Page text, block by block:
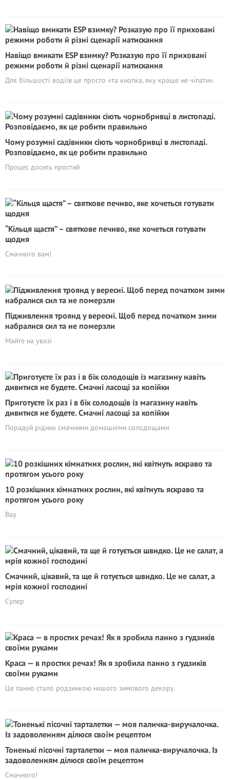
Навіщо вмикати ESP взимку? Розказую про її приховані
режими роботи й різні сценарії натискання
Для більшості водіїв це просто «та кнопка, яку краще не чіпати».
Чому розумні садівники сіють чорнобривці в листопаді.
Розповідаємо, як це робити правильно
Процес досить простий
“Кільця щастя” – святкове печиво, яке хочеться готувати
щодня
Смачного вам!
Підживлення троянд у вересні. Щоб перед початком зими
набралися сил та не померзли
Майте на увазі
Приготуєте їх раз і в бік солодощів із магазину навіть
дивитися не будете. Смачні ласощі за копійки
Порадуй рідних смачними домашніми солодощами
10 розкішних кімнатних рослин, які квітнуть яскраво та
протягом усього року
Вау
Смачний, цікавий, та ще й готується швидко. Це не салат, а
мрія кожної господині
Супер
Краса — в простих речах! Як я зробила панно з гудзиків
своїми руками
Це панно стало родзинкою нашого зимового декору.
Тоненькі пісочні тарталетки — моя паличка-виручалочка. Із
задоволенням ділюся своїм рецептом
Смачного!